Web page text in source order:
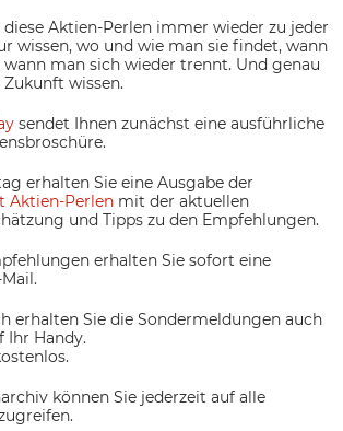
diese Aktien-Perlen immer wieder zu jeder
wissen, wo und wie man sie findet, wann
man sich wieder trennt. Und genau
wissen.
sendet Ihnen zunächst eine ausführliche
erhalten Sie eine Ausgabe der
Aktien-Perlen mit der aktuellen
und Tipps zu den Empfehlungen.
erhalten Sie sofort eine
erhalten Sie die Sondermeldungen auch
Ihr Handy.
können Sie jederzeit auf alle